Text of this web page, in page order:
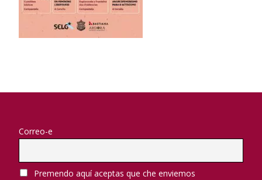
Correo-e
Premendo aquí aceptas que che enviemos